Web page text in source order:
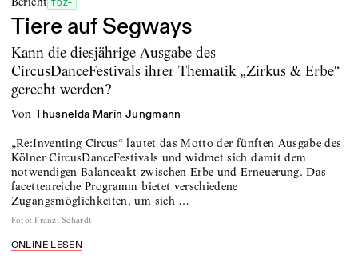
TDZ+
Tiere auf Segways
Kann die diesjährige Ausgabe des
CircusDanceFestivals ihrer Thematik „Zirkus & Erbe“
gerecht werden?
von Thusnelda Marín Jungmann
„Re:Inventing Circus“ lautet das Motto der fünften Ausgabe des
Kölner CircusDanceFestivals und widmet sich damit dem
notwendigen Balanceakt zwischen Erbe und Erneuerung. Das
facettenreiche Programm bietet verschiedene
Zugangsmöglichkeiten, um sich …
Foto: Franzi Schardt
ONLINE LESEN